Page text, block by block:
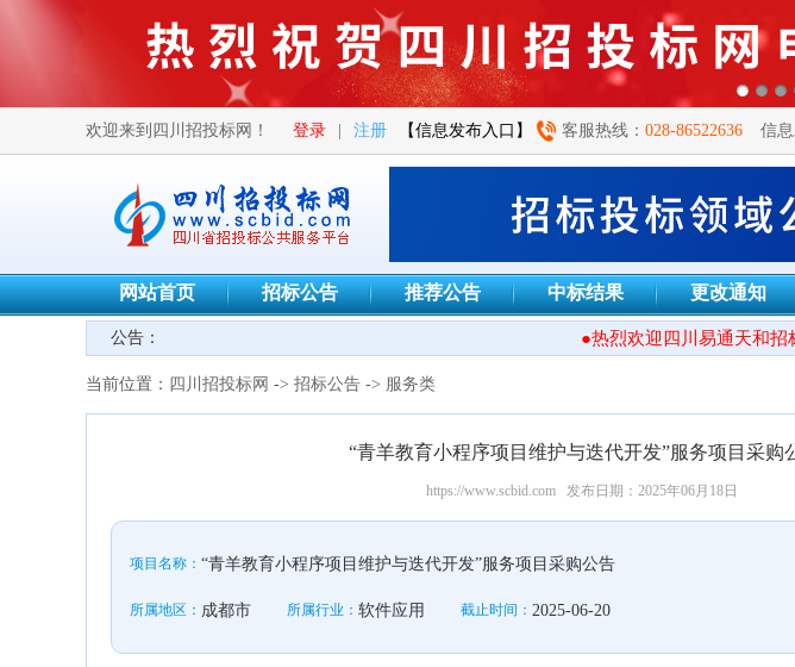
欢迎来到四川招投标网！ 登录 注册 【信息发布入口】 客服热线： 028-86522636 信息
网站首页 招标公告 推荐公告 中标结果 更改通知
公告： ●热烈欢迎四川易通天和招标
当前位置： 四川招投标网 -> 招标公告 -> 服务类
“青羊教育小程序项目维护与迭代开发”服务项目采购
https://www.scbid.com 发布日期：2025年06月18日
项目名称： “青羊教育小程序项目维护与迭代开发”服务项目采购公告
所属地区： 成都市 所属行业： 软件应用 截止时间： 2025-06-20